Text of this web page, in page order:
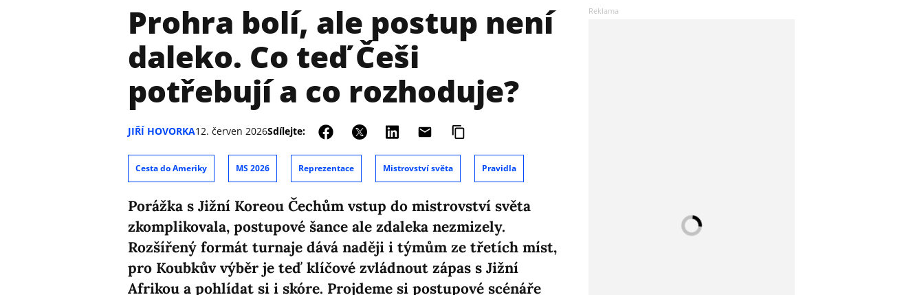
Prohra bolí, ale postup není
daleko. Co teď Češi
potřebují a co rozhoduje?
JIŘÍ HOVORKA12. červen 2026Sdílejte:
Cesta do Ameriky MS 2026 Reprezentace Mistrovství světa Pravidla
Porážka s Jižní Koreou Čechům vstup do mistrovství světa
zkomplikovala, postupové šance ale zdaleka nezmizely.
Rozšířený formát turnaje dává naději i týmům ze třetích míst,
pro Koubkův výběr je teď klíčové zvládnout zápas s Jižní
Afrikou a pohlídat si i skóre. Projdeme si postupové scénáře